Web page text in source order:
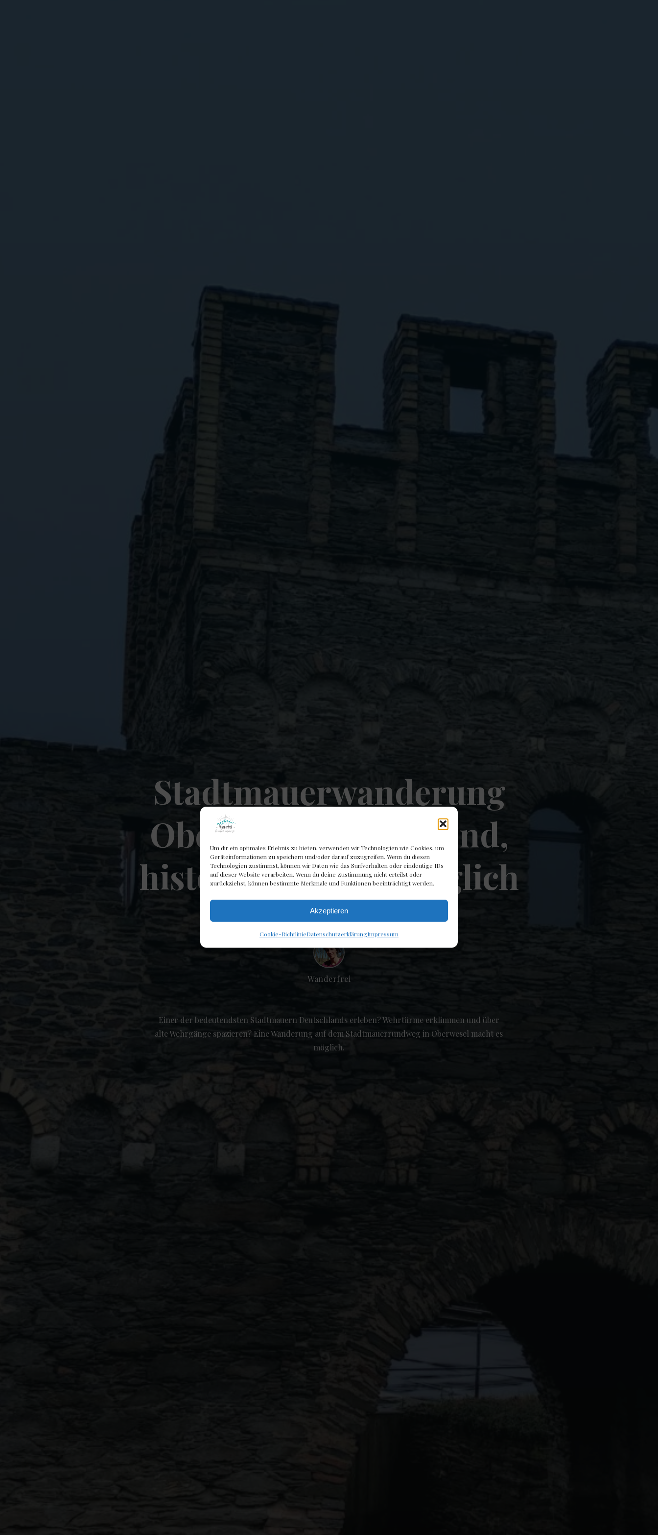
Um dir ein optimales Erlebnis zu bieten, verwenden wir Technologien wie Cookies, um
Geräteinformationen zu speichern und/oder darauf zuzugreifen. Wenn du diesen
Technologien zustimmst, können wir Daten wie das Surfverhalten oder eindeutige IDs
auf dieser Website verarbeiten. Wenn du deine Zustimmung nicht erteilst oder
zurückziehst, können bestimmte Merkmale und Funktionen beeinträchtigt werden.
Akzeptieren
Cookie-RichtlinieDatenschutzerklärungImpressum
Stadtmauerwanderung
Oberwesel – Spannend,
historisch, regentauglich
JANUAR 24, 2022
Wanderfrei
Einer der bedeutendsten Stadtmauern Deutschlands erleben? Wehrtürme erklimmen und über
alte Wehrgänge spazieren? Eine Wanderung auf dem Stadtmauerrundweg in Oberwesel macht es
möglich.